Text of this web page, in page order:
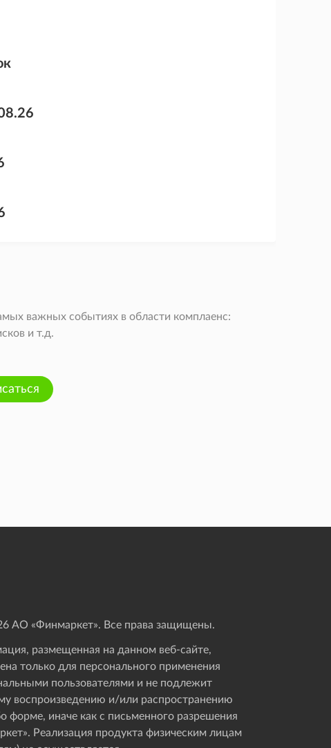
важных событиях в области комплаенс:
и т.д.
АО «Финмаркет». Все права защищены.
размещенная на данном веб-сайте,
только для персонального применения
пользователями и не подлежит
воспроизведению и/или распространению
форме, иначе как с письменного разрешения
Реализация продукта физическим лицам